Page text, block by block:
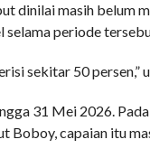
dinilai masih belum
periode
sekitar 50 persen,”
31 Mei 2026.
Boboy, capaian itu